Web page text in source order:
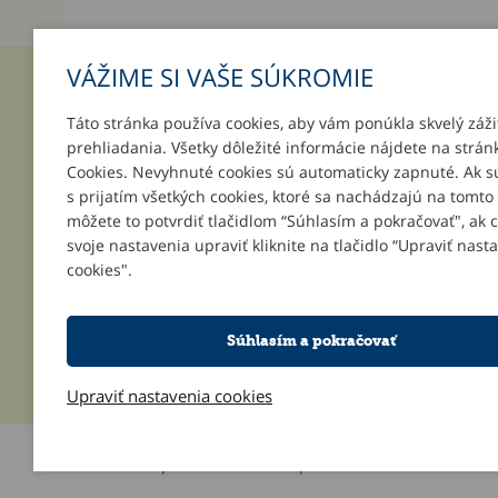
O nás
Platba a doručenie
Darčeky k objednávkam
Podpor svoju školu
Všeobecné obchodné podmienky
Reklamačné podmienky
Prihlásenie
Registrácia
Zabudnuté
VÁŽIME SI VAŠE SÚKROMIE
Táto stránka používa cookies, aby vám ponúkla skvelý
prehliadania. Všetky dôležité informácie nájdete na
Cookies. Nevyhnuté cookies sú automaticky zapnuté. Ak
s prijatím všetkých cookies, ktoré sa nachádzajú na tomto
môžete to potvrdiť tlačidlom “Súhlasím a pokračovať", ak
svoje nastavenia upraviť kliknite na tlačidlo “Upraviť
cookies".
Súhlasím a pokračovať
Upraviť nastavenia cookies